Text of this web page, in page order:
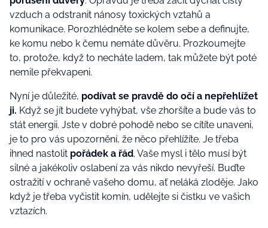
vzduch a odstranit nánosy toxických vztahů a
komunikace. Porozhlédněte se kolem sebe a definujte,
ke komu nebo k čemu nemáte důvěru. Prozkoumejte
to, protože, když to necháte ladem, tak můžete být poté
nemile překvapeni.
Nyní je důležité, podívat se pravdě do očí a nepřehlížet
ji. Když se jít budete vyhýbat, vše zhoršíte a bude vás to
stát energii. Jste v dobré pohodě nebo se cítíte unaveni,
je to pro vás upozornění, že něco přehlížíte. Je třeba
ihned nastolit pořádek a řád. Vaše mysl i tělo musí být
silné a jakékoliv oslabení za vás nikdo nevyřeší. Buďte
ostražití v ochraně vašeho domu, ať neláká zloděje. Jako
když je třeba vyčistit komín, udělejte si čistku ve vašich
vztazích.